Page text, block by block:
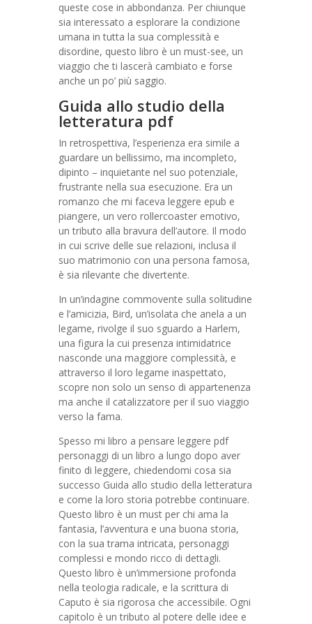
queste cose in abbondanza. Per chiunque
sia interessato a esplorare la condizione
umana in tutta la sua complessità e
disordine, questo libro è un must-see, un
viaggio che ti lascerà cambiato e forse
anche un po’ più saggio.
Guida allo studio della
letteratura pdf
In retrospettiva, l’esperienza era simile a
guardare un bellissimo, ma incompleto,
dipinto – inquietante nel suo potenziale,
frustrante nella sua esecuzione. Era un
romanzo che mi faceva leggere epub e
piangere, un vero rollercoaster emotivo,
un tributo alla bravura dell’autore. Il modo
in cui scrive delle sue relazioni, inclusa il
suo matrimonio con una persona famosa,
è sia rilevante che divertente.
In un’indagine commovente sulla solitudine
e l’amicizia, Bird, un’isolata che anela a un
legame, rivolge il suo sguardo a Harlem,
una figura la cui presenza intimidatrice
nasconde una maggiore complessità, e
attraverso il loro legame inaspettato,
scopre non solo un senso di appartenenza
ma anche il catalizzatore per il suo viaggio
verso la fama.
Spesso mi libro a pensare leggere pdf
personaggi di un libro a lungo dopo aver
finito di leggere, chiedendomi cosa sia
successo Guida allo studio della letteratura
e come la loro storia potrebbe continuare.
Questo libro è un must per chi ama la
fantasia, l’avventura e una buona storia,
con la sua trama intricata, personaggi
complessi e mondo ricco di dettagli.
Questo libro è un’immersione profonda
nella teologia radicale, e la scrittura di
Caputo è sia rigorosa che accessibile. Ogni
capitolo è un tributo al potere delle idee e